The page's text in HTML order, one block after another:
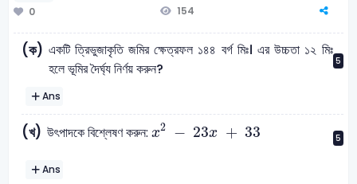
0
154
(ক) একটি ত্রিভুজাকৃতি জমির ক্ষেত্রফল ১৪৪ বর্গ মিঃ। এর উচ্চতা ১২ মিঃ
হলে ভূমির দৈর্ঘ্য নির্ণয় করুন?
5
Ans
(খ) উৎপাদকে বিশ্লেষণ করুন: x2 − 23x + 33
2 23x 33
5
Ans